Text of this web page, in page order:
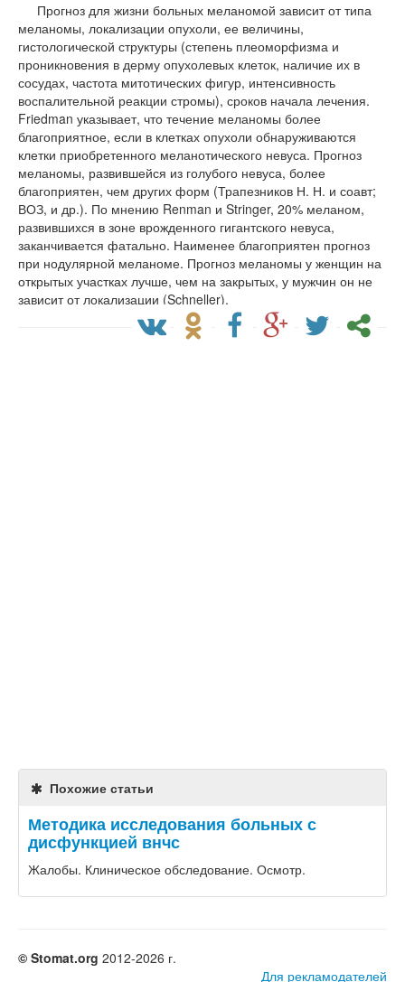
Прогноз для жизни больных меланомой зависит от типа
меланомы, локализации опухоли, ее величины,
гистологической структуры (степень плеоморфизма и
проникновения в дерму опухолевых клеток, наличие их в
сосудах, частота митотических фигур, интенсивность
воспалительной реакции стромы), сроков начала лечения.
Friedman указывает, что течение меланомы более
благоприятное, если в клетках опухоли обнаруживаются
клетки приобретенного меланотического невуса. Прогноз
меланомы, развившейся из голубого невуса, более
благоприятен, чем других форм (Трапезников Н. Н. и соавт;
ВОЗ, и др.). По мнению Renman и Stringer, 20% меланом,
развившихся в зоне врожденного гигантского невуса,
заканчивается фатально. Наименее благоприятен прогноз
при нодулярной меланоме. Прогноз меланомы у женщин на
открытых участках лучше, чем на закрытых, у мужчин он не
зависит от локализации (Schneller).
Похожие статьи
Методика исследования больных с
дисфункцией внчс
Жалобы. Клиническое обследование. Осмотр.
© Stomat.org 2012-2026 г.
Для рекламодателей